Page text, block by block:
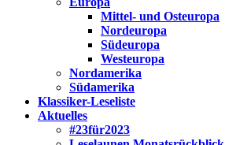
Mittel- und Osteuropa
Nordeuropa
Südeuropa
Westeuropa
Nordamerika
Südamerika
Klassiker-Leseliste
Aktuelles
#23für2023